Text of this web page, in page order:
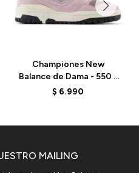
Championes New
Balance de Dama - 550 -
BBW550HB - ELD
$ 6.990
MAILING